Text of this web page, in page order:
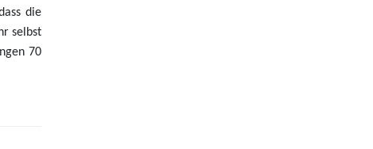
die
selbst
70